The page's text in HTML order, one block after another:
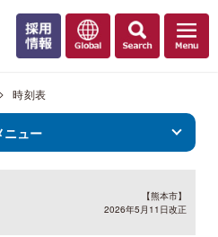
時刻表
ニュー
【熊本市】
2026年5月11日改正